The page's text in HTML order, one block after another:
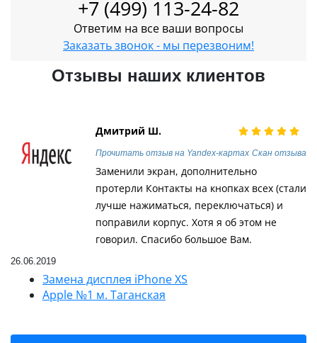
+7 (499) 113-24-82
Ответим на все ваши вопросы
Заказать звонок - мы перезвоним!
Отзывы наших клиентов
Дмитрий Ш.
Прочитать отзыв на Yandex-картах Скан отзыва
Заменили экран, дополнительно
протерли Контакты на кнопках всех (стали
лучше нажиматься, переключаться) и
поправили корпус. Хотя я об этом не
говорил. Спасибо большое Вам.
26.06.2019
Замена дисплея iPhone XS
Apple №1 м. Таганская